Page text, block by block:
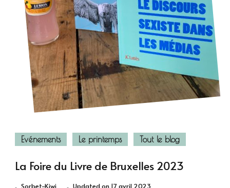
Evénements Le printemps Tout le blog
La Foire du Livre de Bruxelles 2023
Sorbet-Kiwi Updated on 17 avril 2023